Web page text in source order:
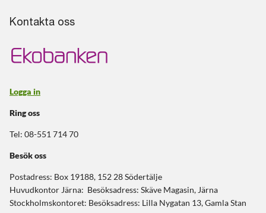
Kontakta oss
Logga in
Ring oss
Tel: 08-551 714 70
Besök oss
Postadress: Box 19188, 152 28 Södertälje
Huvudkontor Järna: Besöksadress: Skäve Magasin, Järna
Stockholmskontoret: Besöksadress: Lilla Nygatan 13, Gamla Stan